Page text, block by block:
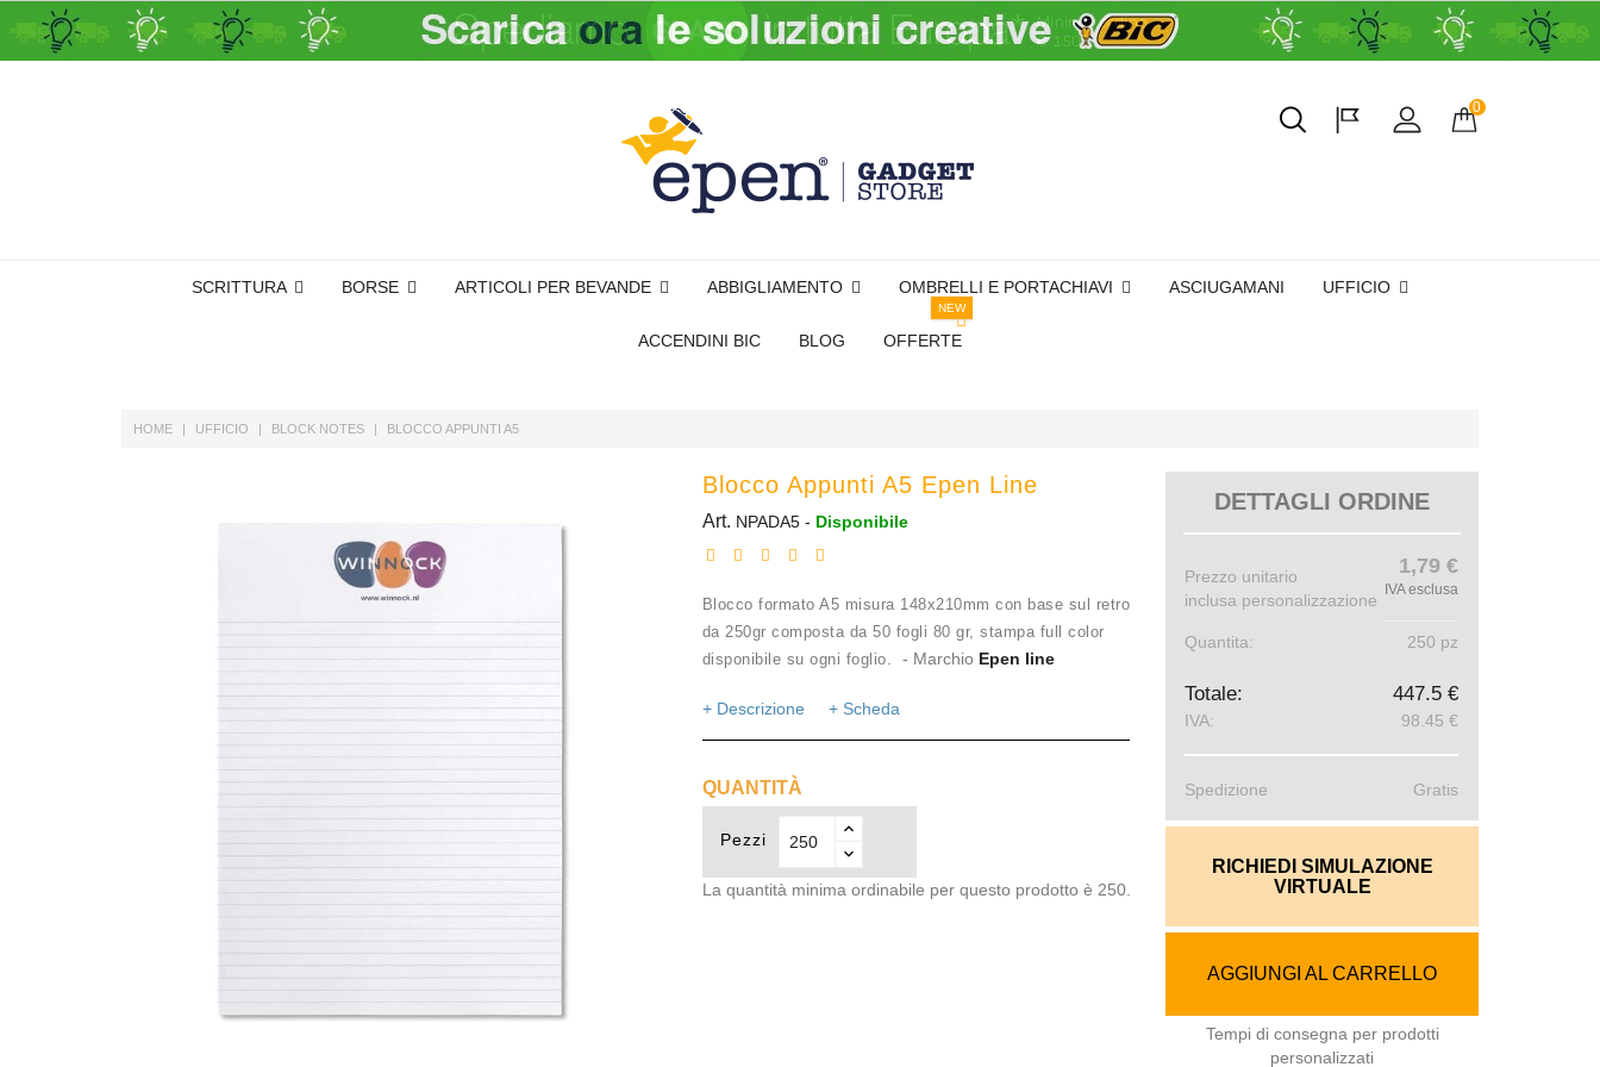
0
SCRITTURA BORSE ARTICOLI PER BEVANDE ABBIGLIAMENTO OMBRELLI E PORTACHIAVI ASCIUGAMANI UFFICIO
ACCENDINI BIC BLOG OFFERTE
NEW
HOME UFFICIO BLOCK NOTES BLOCCO APPUNTI A5
Blocco Appunti A5 Epen Line
Art. NPADA5 - Disponibile
Blocco formato A5 misura 148x210mm con base sul retro
da 250gr composta da 50 fogli 80 gr, stampa full color
disponibile su ogni foglio.
- Marchio Epen line
+ Descrizione + Scheda
QUANTITÀ
Pezzi
La quantità minima ordinabile per questo prodotto è 250.
DETTAGLI ORDINE
Prezzo unitario
inclusa personalizzazione
1,79 €
IVA esclusa
Quantita: 250 pz
Totale: 447.5 €
IVA: 98.45 €
Spedizione Gratis
RICHIEDI SIMULAZIONE
VIRTUALE
AGGIUNGI AL CARRELLO
Tempi di consegna per prodotti
personalizzati